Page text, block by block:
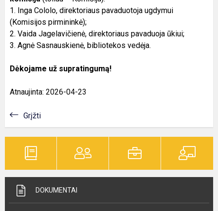
1. Inga Cololo, direktoriaus pavaduotoja ugdymui
(Komisijos pirmininkė);
2. Vaida Jagelavičienė, direktoriaus pavaduoja ūkiui;
3. Agnė Sasnauskienė, bibliotekos vedėja.
Dėkojame už supratingumą!
Atnaujinta: 2026-04-23
Grįžti
DOKUMENTAI